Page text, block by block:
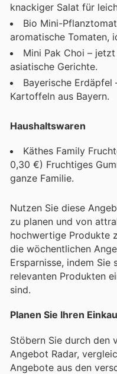
knackiger Salat für
Bio Mini-
aromatische Tomaten,
Mini Pak Choi –
asiatische Gerichte.
Bayerische
Kartoffeln aus Bayern.
Haushaltswaren
Käthes Family
0,30 €) Fruchtiges
ganze Familie.
Nutzen Sie diese
zu planen und von
hochwertige Produkte
die wöchentlichen
Ersparnisse, indem
relevanten Produkten
sind.
Planen Sie Ihren
Stöbern Sie durch den
Angebot Radar,
Angebote aus den